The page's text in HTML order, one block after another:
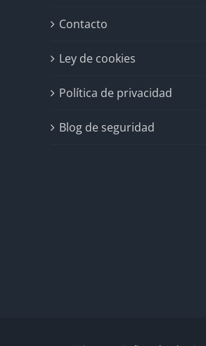
Contacto
Ley de cookies
Política de privacidad
Blog de seguridad